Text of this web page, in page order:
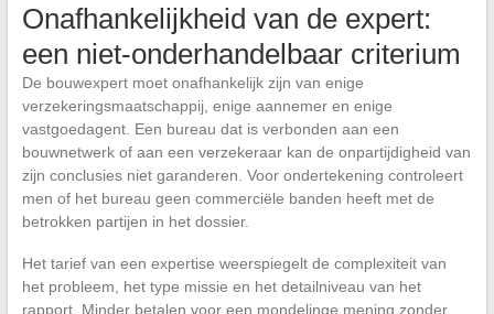
Onafhankelijkheid van de expert:
een niet-onderhandelbaar criterium
De bouwexpert moet onafhankelijk zijn van enige
verzekeringsmaatschappij, enige aannemer en enige
vastgoedagent. Een bureau dat is verbonden aan een
bouwnetwerk of aan een verzekeraar kan de onpartijdigheid van
zijn conclusies niet garanderen. Voor ondertekening controleert
men of het bureau geen commerciële banden heeft met de
betrokken partijen in het dossier.
Het tarief van een expertise weerspiegelt de complexiteit van
het probleem, het type missie en het detailniveau van het
rapport. Minder betalen voor een mondelinge mening zonder